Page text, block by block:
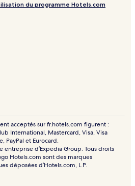
du programme Hotels.com
acceptés sur fr.hotels.com figurent :
International, Mastercard, Visa, Visa
PayPal et Eurocard.
entreprise d’Expedia Group. Tous droits
Hotels.com sont des marques
déposées d’Hotels.com, L.P.